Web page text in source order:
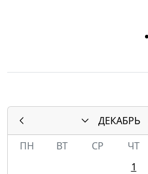
ДЕКАБРЬ
ПН
ВТ СР ЧТ
1